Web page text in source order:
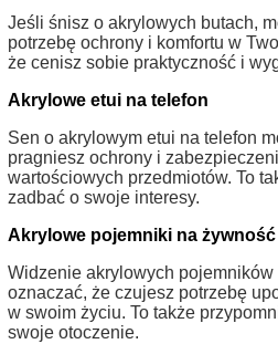
Jeśli śnisz o akrylowych butach,
potrzebę ochrony i komfortu w
że cenisz sobie praktyczność i
Akrylowe etui na telefon
Sen o akrylowym etui na telefon
pragniesz ochrony i
wartościowych przedmiotów. To
zadbać o swoje interesy.
Akrylowe pojemniki na żywność
Widzenie akrylowych
oznaczać, że czujesz potrzebę
w swoim życiu. To także
swoje otoczenie.